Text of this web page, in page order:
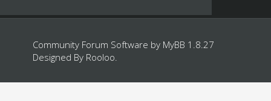
Community Forum Software by MyBB 1.8.27
Designed By Rooloo.